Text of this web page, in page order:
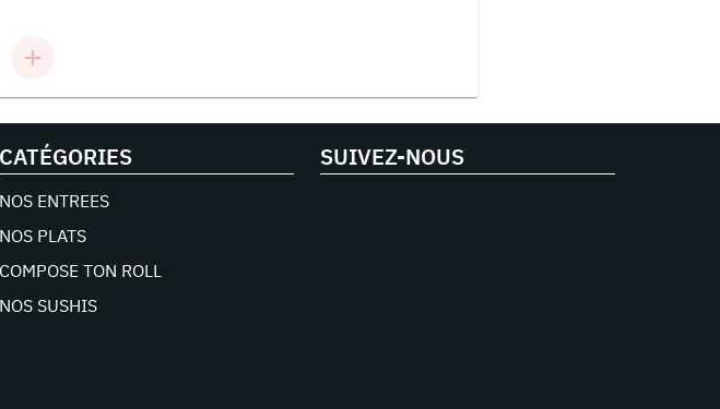
CATÉGORIES
NOS ENTREES
NOS PLATS
COMPOSE TON ROLL
NOS SUSHIS
SUIVEZ-NOUS